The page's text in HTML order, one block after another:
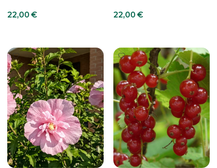
22,00 € 22,00 €